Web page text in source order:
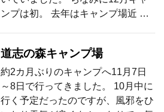
ンプは初。 去年はキャンプ場近 …
道志の森キャンプ場
約2カ月ぶりのキャンプへ11月7日
～8日で行ってきました。 10月中に
行く予定だったのですが、風邪をひ